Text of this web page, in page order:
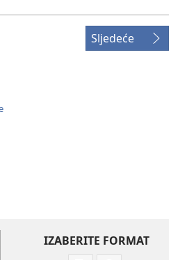
Sljedeće
IZABERITE FORMAT